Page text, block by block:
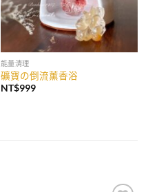
能量清理
礦寶の倒流薰香浴
NT$999